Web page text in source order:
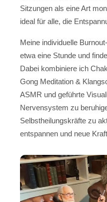
Sitzungen als eine Art
ideal für alle, die
Meine individuelle
etwa eine Stunde und
Dabei kombiniere ich
Gong Meditation &
ASMR und geführte
Nervensystem zu
Selbstheilungskräfte zu
entspannen und neue